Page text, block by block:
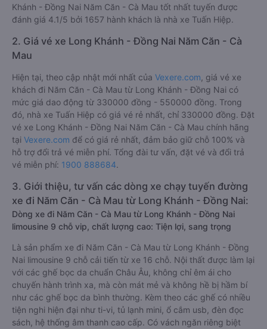
Khánh - Đồng Nai Năm Căn - Cà Mau tốt nhất tuyến được
đánh giá 4.1/5 bởi 1657 hành khách là nhà xe Tuấn Hiệp.
2. Giá vé xe Long Khánh - Đồng Nai Năm Căn - Cà
Mau
Hiện tại, theo cập nhật mới nhất của Vexere.com , giá vé xe
khách đi Năm Căn - Cà Mau từ Long Khánh - Đồng Nai có
mức giá dao động từ 330000 đồng - 550000 đồng. Trong
đó, nhà xe Tuấn Hiệp có giá vé rẻ nhất, chỉ 330000 đồng. Đặt
vé xe Long Khánh - Đồng Nai Năm Căn - Cà Mau chính hãng
tại Vexere.com để có giá rẻ nhất, đảm bảo giữ chỗ 100% và
hỗ trợ đổi trả vé miễn phí. Tổng đài tư vấn, đặt vé và đổi trả
vé miễn phí: 1900 888684.
3. Giới thiệu, tư vấn các dòng xe chạy tuyến đường
xe đi Năm Căn - Cà Mau từ Long Khánh - Đồng Nai:
Dòng xe đi Năm Căn - Cà Mau từ Long Khánh - Đồng Nai
limousine 9 chỗ vip, chất lượng cao: Tiện lợi, sang trọng
Là sản phẩm xe đi Năm Căn - Cà Mau từ Long Khánh - Đồng
Nai limousine 9 chỗ cải tiến từ xe 16 chỗ. Nội thất được làm lại
với các ghế bọc da chuẩn Châu Âu, không chỉ êm ái cho
chuyến hành trình xa, mà còn mát mẻ và không hề bị hầm bí
như các ghế bọc da bình thường. Kèm theo các ghế có nhiều
tiện nghi hiện đại như ti-vi, tủ lạnh mini, ổ cắm usb, đèn đọc
sách, hệ thống âm thanh cao cấp. Có vách ngăn riêng biệt